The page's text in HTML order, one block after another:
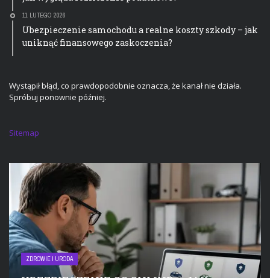
11 LUTEGO 2026
Ubezpieczenie samochodu a realne koszty szkody – jak
uniknąć finansowego zaskoczenia?
Wystąpił błąd, co prawdopodobnie oznacza, że kanał nie działa.
Spróbuj ponownie później.
Sitemap
ZDROWIE I URODA